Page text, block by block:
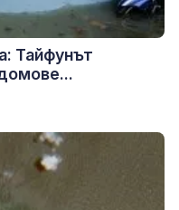
Тайфунът